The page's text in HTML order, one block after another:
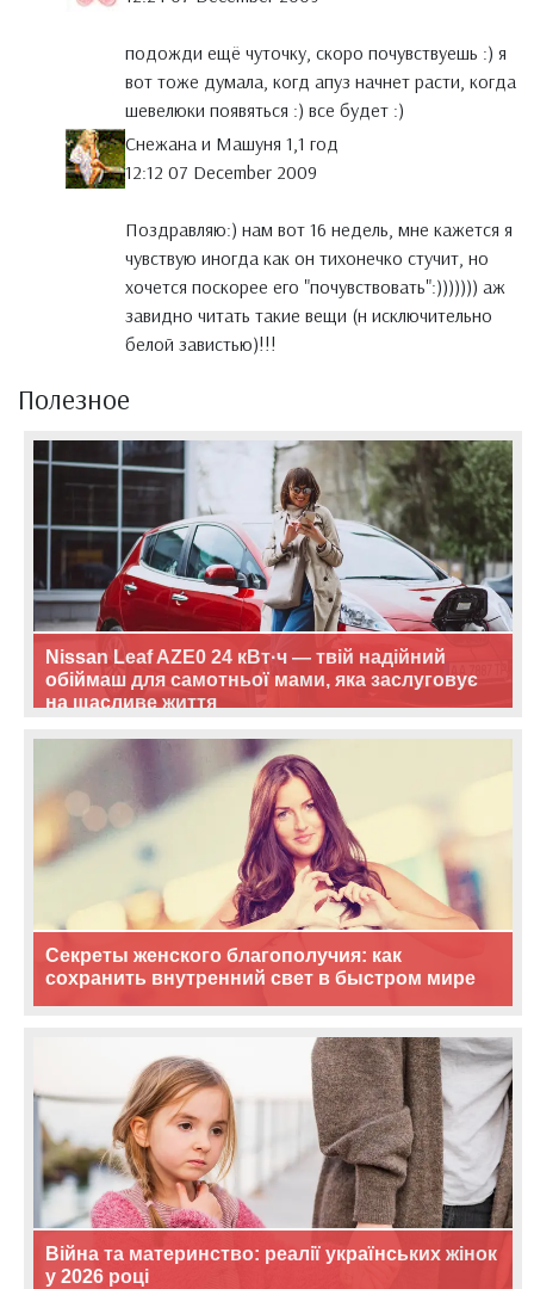
подожди ещё чуточку, скоро почувствуешь :) я
вот тоже думала, когд апуз начнет расти, когда
шевелюки появяться :) все будет :)
Снежана и Машуня 1,1 год
12:12 07 December 2009
Поздравляю:) нам вот 16 недель, мне кажется я
чувствую иногда как он тихонечко стучит, но
хочется поскорее его "почувствовать":))))))) аж
завидно читать такие вещи (н исключительно
белой завистью)!!!
Полезное
Nissan Leaf AZE0 24 кВт·ч — твій надійний
обіймаш для самотньої мами, яка заслуговує
на щасливе життя
Секреты женского благополучия: как
сохранить внутренний свет в быстром мире
Війна та материнство: реалії українських жінок
у 2026 році